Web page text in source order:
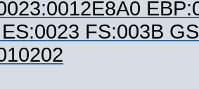
FS:003B